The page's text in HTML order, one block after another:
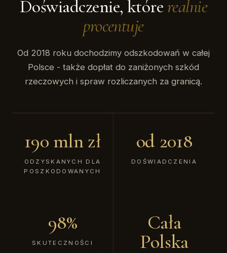
Doświadczenie, które realnie
procentuje
Od 2018 roku dochodzimy odszkodowań w całej
Polsce - także dopłat do zaniżonych szkód
rzeczowych i spraw rozliczanych za granicą.
190 mln zł
ODZYSKANYCH DLA
POSZKODOWANYCH
od 2018
DOŚWIADCZENIA
98%
SKUTECZNOŚCI
Cała
Polska